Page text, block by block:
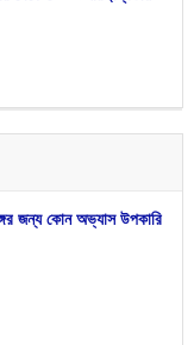
জন্য কোন অভ্যাস উপকারি